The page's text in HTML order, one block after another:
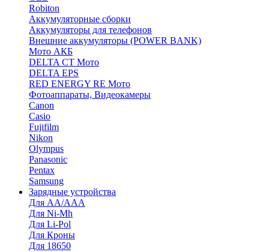
Robiton
Аккумуляторные сборки
Аккумуляторы для телефонов
Внешние аккумуляторы (POWER BANK)
Мото АКБ
DELTA CT Мото
DELTA EPS
RED ENERGY RE Мото
Фотоаппараты, Видеокамеры
Canon
Casio
Fujifilm
Nikon
Olympus
Panasonic
Pentax
Samsung
Зарядные устройства
Для AA/AAA
Для Ni-Mh
Для Li-Pol
Для Кроны
Для 18650